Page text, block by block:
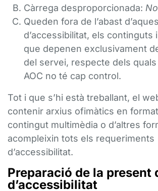
Càrrega desproporcionada:
Queden fora de l’abast
d’accessibilitat, els continguts
que depenen exclusivament
del servei, respecte dels
AOC no té cap control.
Tot i que s’hi està treballant, el
contenir arxius ofimàtics en
contingut multimèdia o d’altres
acompleixin tots els requeriments
d’accessibilitat.
Preparació de la present
d’accessibilitat